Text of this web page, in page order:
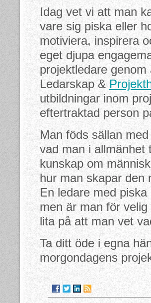
Idag vet vi att man
vare sig piska eller
motiviera, inspirera
eget djupa
projektledare
Ledarskap &
utbildningar inom
eftertraktad person
Man föds sällan
vad man i allmänhet
kunskap om
hur man skapar den
En ledare med
men är man för
lita på att man vet
Ta ditt öde i egna
morgondagens